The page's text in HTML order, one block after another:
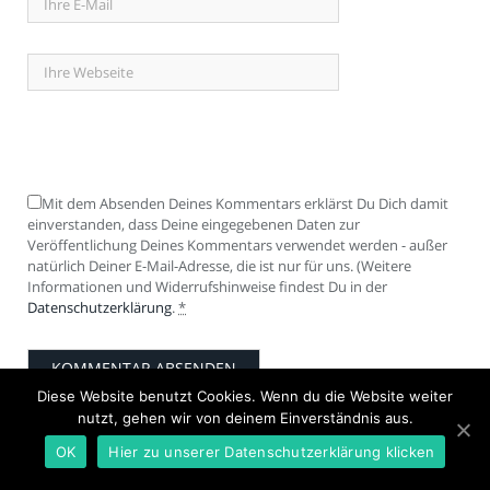
Mit dem Absenden Deines Kommentars erklärst Du Dich damit
einverstanden, dass Deine eingegebenen Daten zur
Veröffentlichung Deines Kommentars verwendet werden - außer
natürlich Deiner E-Mail-Adresse, die ist nur für uns. (Weitere
Informationen und Widerrufshinweise findest Du in der
Datenschutzerklärung. *
Diese Website benutzt Cookies. Wenn du die Website weiter
nutzt, gehen wir von deinem Einverständnis aus.
OK
Hier zu unserer Datenschutzerklärung klicken